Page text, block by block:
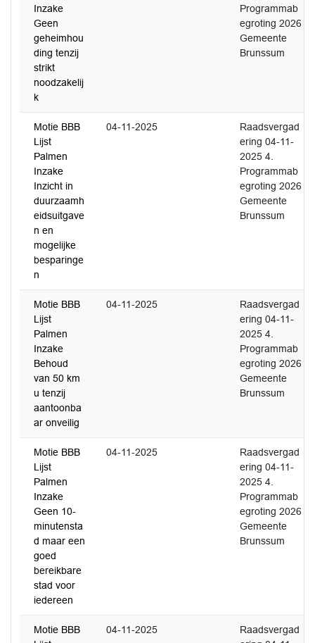
Inzake
Geen
geheimhou
ding tenzij
strikt
noodzakelij
k
Programmab
egroting 2026
Gemeente
Brunssum
Motie BBB
Lijst
Palmen
Inzake
Inzicht in
duurzaamh
eidsuitgave
n en
mogelijke
besparinge
n
04-11-2025
Raadsvergad
ering 04-11-
2025 4.
Programmab
egroting 2026
Gemeente
Brunssum
Motie BBB
Lijst
Palmen
Inzake
Behoud
van 50 km
u tenzij
aantoonba
ar onveilig
04-11-2025
Raadsvergad
ering 04-11-
2025 4.
Programmab
egroting 2026
Gemeente
Brunssum
Motie BBB
Lijst
Palmen
Inzake
Geen 10-
minutensta
d maar een
goed
bereikbare
stad voor
iedereen
04-11-2025
Raadsvergad
ering 04-11-
2025 4.
Programmab
egroting 2026
Gemeente
Brunssum
Motie BBB
04-11-2025
Raadsvergad